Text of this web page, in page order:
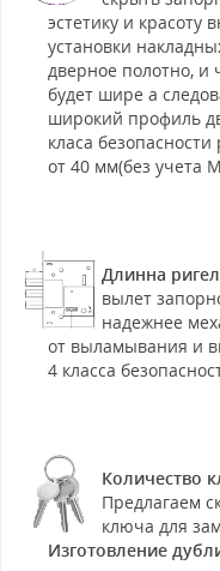
эстетику и красоту
установки
дверное полотно, и
будет шире а
широкий профиль
класа
от 40 мм(без учета
Длинна
вылет
надежнее
от выламывания и
4 класса
Количество
Предлагаем
ключа для
Изготовление